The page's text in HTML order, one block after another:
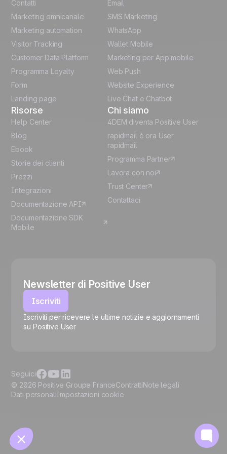
Gestisci i cookie
French
Polish
German
Español
Contatti
Marketing omnicanale
Marketing automation
Visitor Tracking
Customer Data Platform
Programma Loyalty
Form
Landing page
Email
SMS Marketing
WhatsApp
Wallet Mobile
Marketing per App mobile
Web Push
Website Experience
Live Chat e Chatbot
Risorse
Help Center
Blog
Ebook
Storie dei clienti
Prezzi
Integrazioni
Documentazione API
Documentazione SDK
Mobile
Chi siamo
4DEM diventa Positive User
rapidmail è ora User
rapidmail
Programma Partner
Lavora con noi
Trust Center
Contattaci
Newsletter di Positive User
Iscriviti
Iscriviti per ricevere le ultime notizie e aggiornamenti
su Positive User
© 2026 Positive Groupe FranceContrattiNote legali
Dati personaliImpostazioni cookie
Seguici